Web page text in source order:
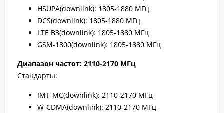
HSUPA(downlink): 1805-1880 МГц
DCS(downlink): 1805-1880 МГц
LTE B3(downlink): 1805-1880 МГц
GSM-1800(downlink): 1805-1880 МГц
Диапазон частот: 2110-2170 МГц
Стандарты:
IMT-MC(downlink): 2110-2170 МГц
W-CDMA(downlink): 2110-2170 МГц